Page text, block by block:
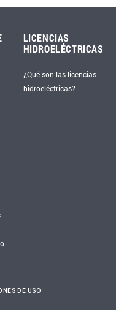
LICENCIAS
HIDROELÉCTRICAS
¿Qué son las licencias
hidroeléctricas?
DE USO